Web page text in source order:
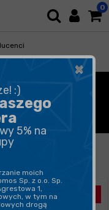
0
BUDDA -
×
:)
5% na
moich
Sp. z o.o. Sp.
1,
w tym na
drogą